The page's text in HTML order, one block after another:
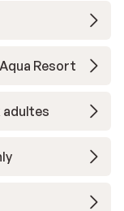
Resort
adultes